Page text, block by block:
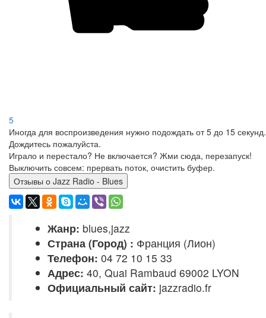
5
Иногда для воспроизведения нужно подождать от 5 до 15 секунд.
Дождитесь пожалуйста.
Играло и перестало? Не включается? Жми сюда, перезапуск!
Выключить совсем: прервать поток, очистить буфер.
Отзывы о Jazz Radio - Blues
Жанр: blues,jazz
Страна (Город) : Франция (Лион)
Телефон: 04 72 10 15 33
Адрес: 40, Quai Rambaud 69002 LYON
Официальный сайт: jazzradio.fr